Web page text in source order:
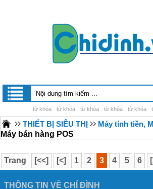
từ khóa từ khóa từ khóa từ khóa từ khóa
THIẾT BỊ SIÊU THỊ
Máy tính tiền,
Máy bán hàng POS
Trang [<<] [<] 1 2 3 4 5 6
THÔNG TIN VỀ CHÍ ĐÌNH